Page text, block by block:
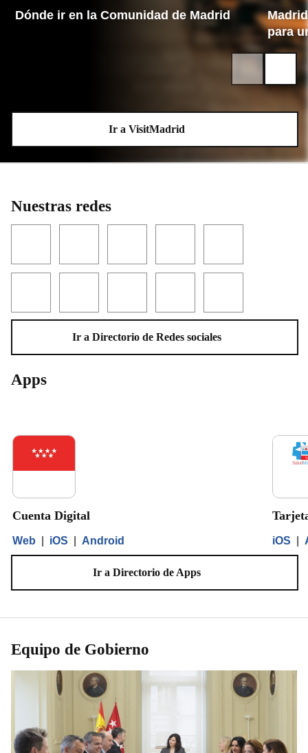
Ir a VisitMadrid
Dónde ir en la Comunidad de Madrid
para
Nuestras redes
Ir a Directorio de Redes sociales
Apps
Cuenta Digital
Web iOS Android iOS
Ir a Directorio de Apps
Equipo de Gobierno